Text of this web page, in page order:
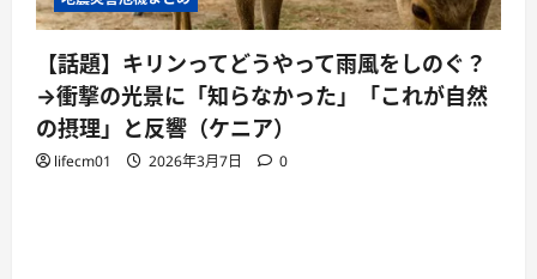
【話題】キリンってどうやって雨風をしのぐ？
→衝撃の光景に「知らなかった」「これが自然
の摂理」と反響（ケニア）
lifecm01 2026年3月7日 0